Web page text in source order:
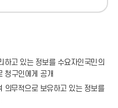
하고 있는 정보를 수요자인국민의
청구인에게 공개
의무적으로 보유하고 있는 정보를